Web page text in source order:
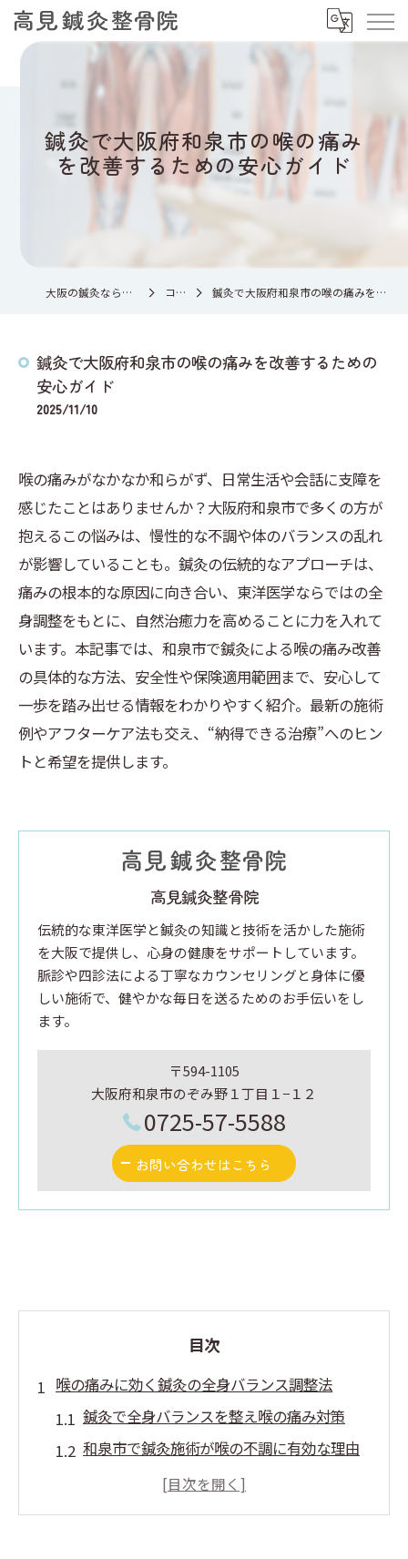
鍼灸で大阪府和泉市の喉の痛み
を改善するための安心ガイド
大阪の鍼灸なら高見鍼灸整骨院 コラム 鍼灸で大阪府和泉市の喉の痛みを改善するための安心ガイド
鍼灸で大阪府和泉市の喉の痛みを改善するための
安心ガイド
2025/11/10
喉の痛みがなかなか和らがず、日常生活や会話に支障を
感じたことはありませんか？大阪府和泉市で多くの方が
抱えるこの悩みは、慢性的な不調や体のバランスの乱れ
が影響していることも。鍼灸の伝統的なアプローチは、
痛みの根本的な原因に向き合い、東洋医学ならではの全
身調整をもとに、自然治癒力を高めることに力を入れて
います。本記事では、和泉市で鍼灸による喉の痛み改善
の具体的な方法、安全性や保険適用範囲まで、安心して
一歩を踏み出せる情報をわかりやすく紹介。最新の施術
例やアフターケア法も交え、“納得できる治療”へのヒン
トと希望を提供します。
高見鍼灸整骨院
伝統的な東洋医学と鍼灸の知識と技術を活かした施術
を大阪で提供し、心身の健康をサポートしています。
脈診や四診法による丁寧なカウンセリングと身体に優
しい施術で、健やかな毎日を送るためのお手伝いをし
ます。
〒594-1105
大阪府和泉市のぞみ野１丁目１−１２
0725-57-5588
お問い合わせはこちら
目次
喉の痛みに効く鍼灸の全身バランス調整法
鍼灸で全身バランスを整え喉の痛み対策
和泉市で鍼灸施術が喉の不調に有効な理由
鍼灸による全身調整が体質改善に導く仕組